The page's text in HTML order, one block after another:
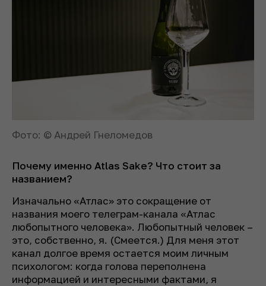
Фото: © Андрей Гнеломедов
Почему именно Atlas Sake? Что стоит за
названием?
Изначально «Атлас» это сокращение от
названия моего телеграм-канала «Атлас
любопытного человека». Любопытный человек –
это, собственно, я. (Смеется.) Для меня этот
канал долгое время остается моим личным
психологом: когда голова переполнена
информацией и интересными фактами, я